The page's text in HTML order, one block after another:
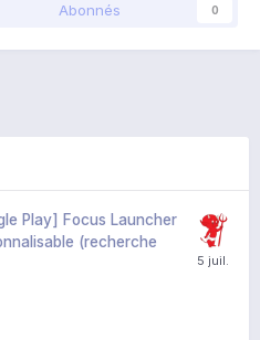
Abonnés 0
Play] Focus Launcher
(recherche